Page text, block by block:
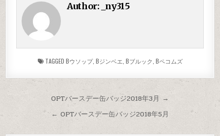
Author: _ny315
TAGGED Bウソップ, Bジンベエ, Bブルック, Bペコムズ
OPTバースデー缶バッジ2018年3月 →
← OPTバースデー缶バッジ2018年5月